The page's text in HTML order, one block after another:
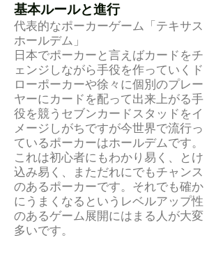
基本ルールと進行
代表的なポーカーゲーム「テキサス
ホールデム」
日本でポーカーと言えばカードをチ
ェンジしながら手役を作っていくド
ローポーカーや徐々に個別のプレー
ヤーにカードを配って出来上がる手
役を競うセブンカードスタッドをイ
メージしがちですが今世界で流行っ
ているポーカーはホールデムです。
これは初心者にもわかり易く、とけ
込み易く、まただれにでもチャンス
のあるポーカーです。それでも確か
にうまくなるというレベルアップ性
のあるゲーム展開にはまる人が大変
多いです。